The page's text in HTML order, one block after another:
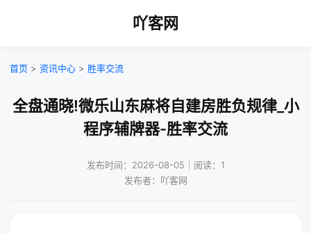
吖客网
首页 > 资讯中心 > 胜率交流
全盘通晓!微乐山东麻将自建房胜负规律_小
程序辅牌器-胜率交流
发布时间：2026-08-05｜阅读：1
发布者：吖客网